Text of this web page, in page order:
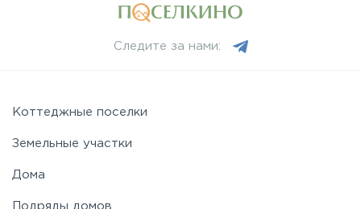
Следите за нами:
Коттеджные поселки
Земельные участки
Дома
Подряды домов